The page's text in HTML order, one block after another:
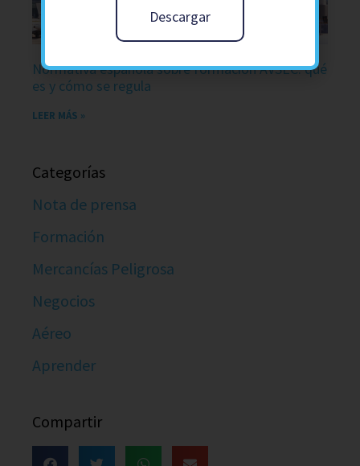
Normativa española sobre formación AVSEC: qué
es y cómo se regula
LEER MÁS »
Categorías
Nota de prensa
Formación
Mercancías Peligrosa
Negocios
Aéreo
Aprender
Compartir
Descargar